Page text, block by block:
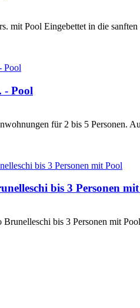
mit Pool Eingebettet in die
- Pool
für 2 bis 5 Personen.
bis 3 Personen
bis 3 Personen mit